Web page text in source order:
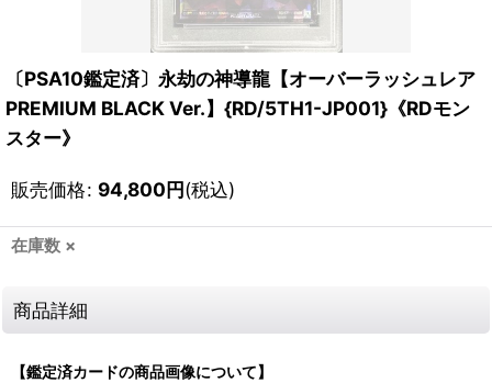
〔PSA10鑑定済〕永劫の神導龍【オーバーラッシュレア
PREMIUM BLACK Ver.】{RD/5TH1-JP001}《RDモン
スター》
販売価格: 94,800円(税込)
在庫数 ×
商品詳細
【鑑定済カードの商品画像について】